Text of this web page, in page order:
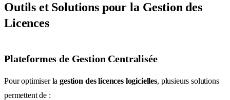
Outils et Solutions pour la Gestion des
Licences
Plateformes de Gestion Centralisée
Pour optimiser lagestion des licences logicielles, plusieurs solutions
permettent de :